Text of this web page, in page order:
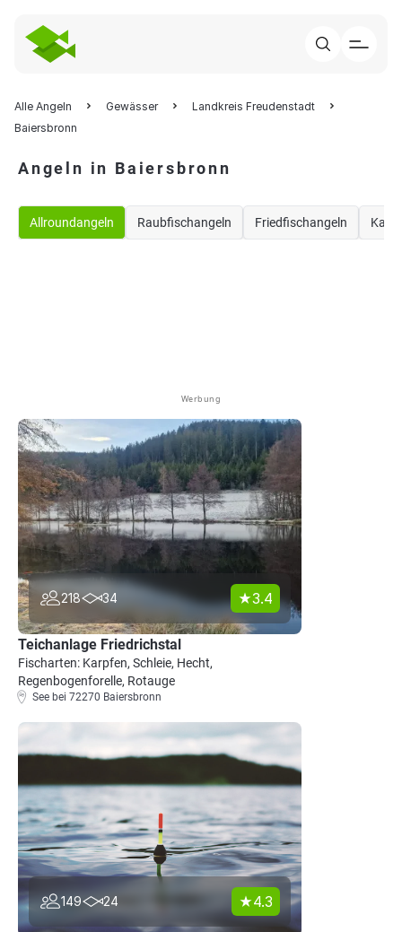
Alle Angeln Gewässer
Landkreis Freudenstadt
Baiersbronn
Angeln in Baiersbronn
Allroundangeln Raubfischangeln Friedfischangeln
Werbung
218 34 3.4
Teichanlage Friedrichstal
Fischarten: Karpfen, Schleie, Hecht,
Regenbogenforelle, Rotauge
See bei 72270 Baiersbronn
149 24 4.3